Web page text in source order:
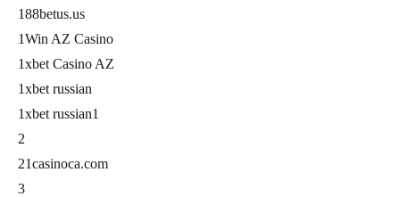
188betus.us
1Win AZ Casino
1xbet Casino AZ
1xbet russian
1xbet russian1
2
21casinoca.com
3